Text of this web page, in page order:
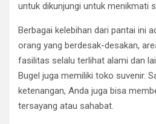
untuk dikunjungi untuk menikmati
Berbagai kelebihan dari pantai ini
orang yang berdesak-desakan,
fasilitas selalu terlihat alami dan
Bugel juga memiliki toko suvenir.
ketenangan, Anda juga bisa
tersayang atau sahabat.